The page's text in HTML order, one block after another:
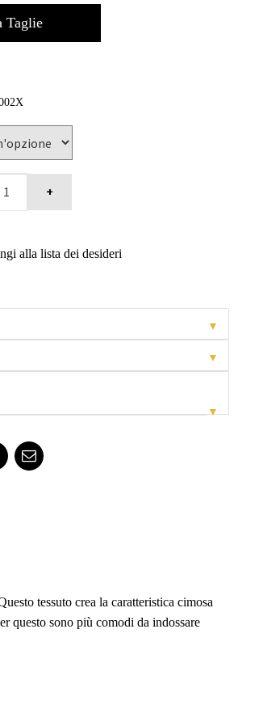
Taglie
alla lista dei desideri
▼
▼
▼
tessuto crea la caratteristica cimosa
questo sono più comodi da indossare